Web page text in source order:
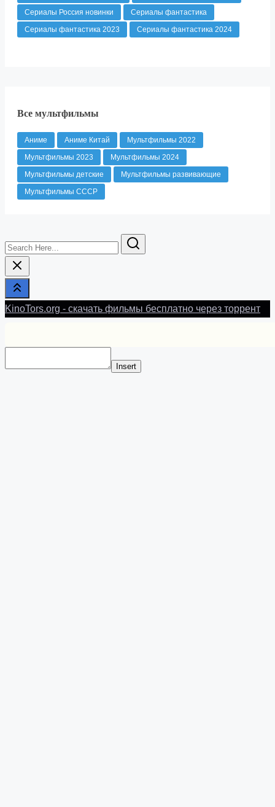
Сериалы Россия новинки
Сериалы фантастика
Сериалы фантастика 2023
Сериалы фантастика 2024
Все мультфильмы
Аниме Аниме Китай
Мультфильмы 2022
Мультфильмы 2023
Мультфильмы 2024
Мультфильмы детские
Мультфильмы развивающие
Мультфильмы СССР
Search
Here...
KinoTors.org - скачать фильмы бесплатно через торрент
Insert